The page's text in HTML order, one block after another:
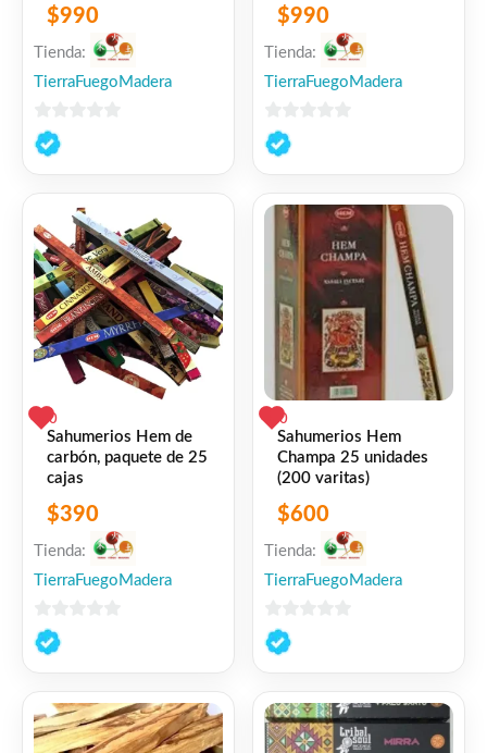
$990
Tienda:
TierraFuegoMadera
0
de
$990
Tienda:
TierraFuegoMadera
0
de
0
Sahumerios Hem de
carbón, paquete de 25
cajas
$390
Tienda:
TierraFuegoMadera
0
de
0
Sahumerios Hem
Champa 25 unidades
(200 varitas)
$600
Tienda:
TierraFuegoMadera
0
de